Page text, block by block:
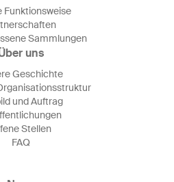
Funktionsweise
Sammlungen
uns
Geschichte
und Auftrag
Stellen
FAQ